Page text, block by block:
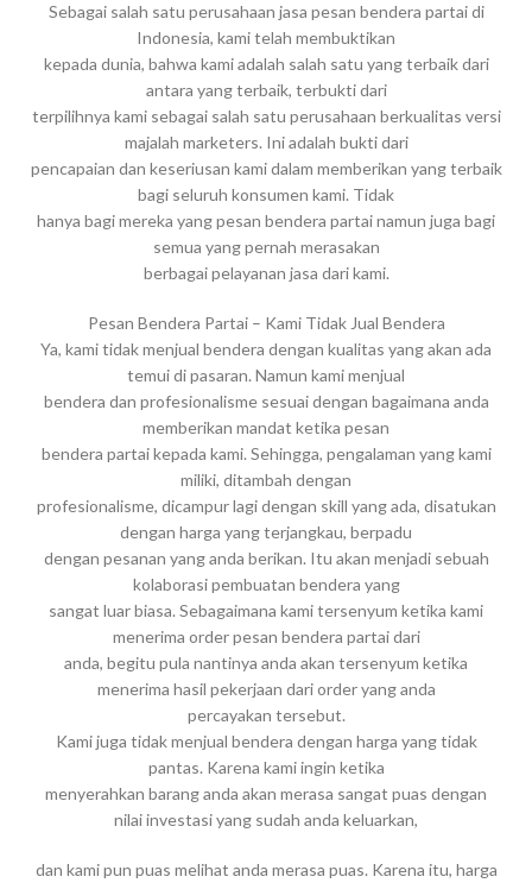
Sebagai salah satu perusahaan jasa pesan bendera partai di
Indonesia, kami telah membuktikan
kepada dunia, bahwa kami adalah salah satu yang terbaik dari
antara yang terbaik, terbukti dari
terpilihnya kami sebagai salah satu perusahaan berkualitas versi
majalah marketers. Ini adalah bukti dari
pencapaian dan keseriusan kami dalam memberikan yang terbaik
bagi seluruh konsumen kami. Tidak
hanya bagi mereka yang pesan bendera partai namun juga bagi
semua yang pernah merasakan
berbagai pelayanan jasa dari kami.
Pesan Bendera Partai – Kami Tidak Jual Bendera
Ya, kami tidak menjual bendera dengan kualitas yang akan ada
temui di pasaran. Namun kami menjual
bendera dan profesionalisme sesuai dengan bagaimana anda
memberikan mandat ketika pesan
bendera partai kepada kami. Sehingga, pengalaman yang kami
miliki, ditambah dengan
profesionalisme, dicampur lagi dengan skill yang ada, disatukan
dengan harga yang terjangkau, berpadu
dengan pesanan yang anda berikan. Itu akan menjadi sebuah
kolaborasi pembuatan bendera yang
sangat luar biasa. Sebagaimana kami tersenyum ketika kami
menerima order pesan bendera partai dari
anda, begitu pula nantinya anda akan tersenyum ketika
menerima hasil pekerjaan dari order yang anda
percayakan tersebut.
Kami juga tidak menjual bendera dengan harga yang tidak
pantas. Karena kami ingin ketika
menyerahkan barang anda akan merasa sangat puas dengan
nilai investasi yang sudah anda keluarkan,
dan kami pun puas melihat anda merasa puas. Karena itu, harga